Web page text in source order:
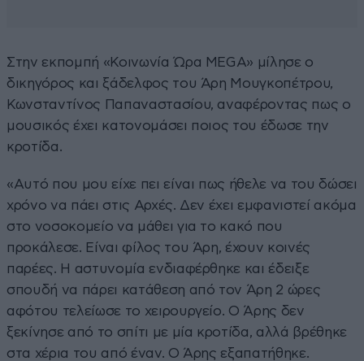
Στην εκπομπή «Κοινωνία Ώρα MEGA» μίλησε ο
δικηγόρος και ξάδελφος του Άρη Μουγκοπέτρου,
Κωνσταντίνος Παπαναστασίου, αναφέροντας πως ο
μουσικός έχει κατονομάσει ποιος του έδωσε την
κροτίδα.
«Αυτό που μου είχε πει είναι πως ήθελε να του δώσει
χρόνο να πάει στις Αρχές. Δεν έχει εμφανιστεί ακόμα
στο νοσοκομείο να μάθει για το κακό που
προκάλεσε. Είναι φίλος του Άρη, έχουν κοινές
παρέες. Η αστυνομία ενδιαφέρθηκε και έδειξε
σπουδή να πάρει κατάθεση από τον Άρη 2 ώρες
αφότου τελείωσε το χειρουργείο. Ο Άρης δεν
ξεκίνησε από το σπίτι με μία κροτίδα, αλλά βρέθηκε
στα χέρια του από έναν. Ο Άρης εξαπατήθηκε.